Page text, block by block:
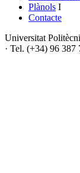
Plànols I
Contacte
Universitat
· Tel. (+34) 96 387